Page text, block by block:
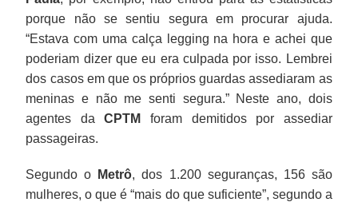
porque não se sentiu segura em procurar ajuda.
“Estava com uma calça legging na hora e achei que
poderiam dizer que eu era culpada por isso. Lembrei
dos casos em que os próprios guardas assediaram as
meninas e não me senti segura.” Neste ano, dois
agentes daCPTM
foram demitidos por assediar
passageiras.
Segundo o Metrô, dos 1.200 seguranças, 156 são
mulheres, o que é “mais do que suficiente”, segundo a